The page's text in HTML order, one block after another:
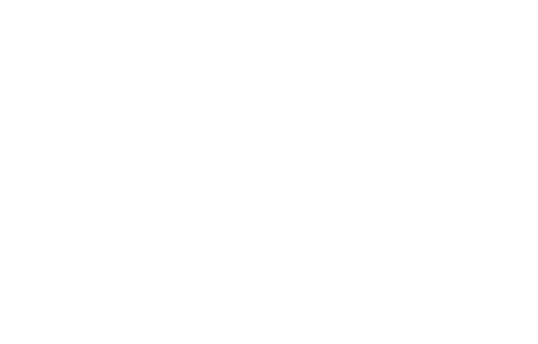
se suprimirán con medidas de seguridad
de acceso, rectificación, portabilidad y
ante la Autoridad de control